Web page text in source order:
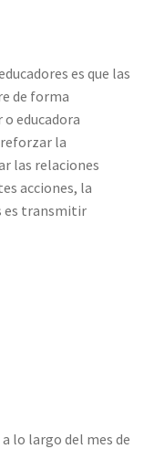
es que las
de forma
o educadora
la
las relaciones
acciones, la
es transmitir
lo largo del mes de